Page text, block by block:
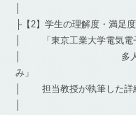
├【2】学生の理解度・満足
│ 「東京工業大学電気電
│ 多人数教室での
み」
│ 担当教授が執筆した詳